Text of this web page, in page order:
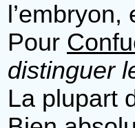
Pour
distinguer
La plupart